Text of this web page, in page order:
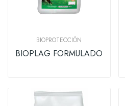
BIOPROTECCIÓN
BIOPLAG FORMULADO